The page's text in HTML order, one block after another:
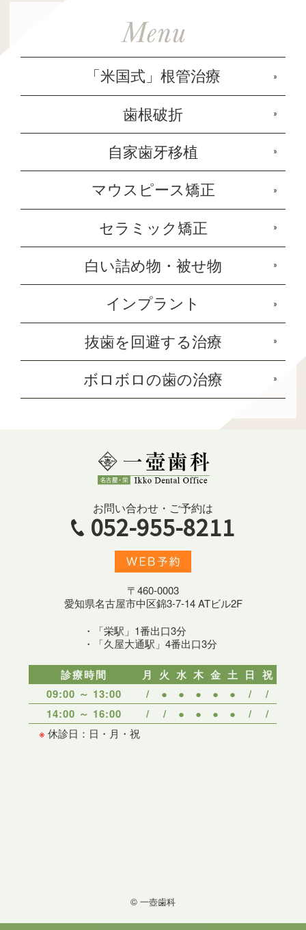
「米国式」根管治療
歯根破折
自家歯牙移植
マウスピース矯正
セラミック矯正
白い詰め物・被せ物
インプラント
抜歯を回避する治療
ボロボロの歯の治療
お問い合わせ・ご予約は
052-955-8211
〒460-0003
愛知県名古屋市中区錦3-7-14 ATビル2F
・「栄駅」1番出口3分
・「久屋大通駅」4番出口3分
診療時間 月 火 水 木 金 土 日 祝
09:00 ～ 13:00
/ ● ● ● ● ● /
/
14:00 ～ 16:00
/ / ● ● ● ● / /
※ 休診日：日・月・祝
© 一壺歯科